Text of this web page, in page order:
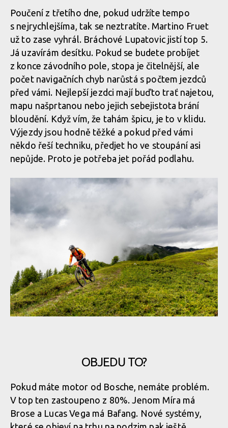
Report: ALLAROUND 2024 - třídenní etapák z Aosty do Aosty -
7600 metrů z kopce na 160 km
Report: ALLAROUND 2024 - třídenní etapák z Aosty do Aosty -
7600 metrů z kopce na 160 km
Poučení z třetího dne, pokud udržíte tempo
s nejrychlejšíma, tak se neztratíte. Martino Fruet
už to zase vyhrál. Bráchové Lupatovic jistí top 5.
Já uzavírám desítku. Pokud se budete probíjet
z konce závodního pole, stopa je čitelnější, ale
počet navigačních chyb narůstá s počtem jezdců
před vámi. Nejlepší jezdci mají buďto trať najetou,
mapu našprtanou nebo jejich sebejistota brání
bloudění. Když vím, že tahám špicu, je to v klidu.
Výjezdy jsou hodně těžké a pokud před vámi
někdo řeší techniku, předjet ho ve stoupání asi
nepůjde. Proto je potřeba jet pořád podlahu.
OBJEDU TO?
Pokud máte motor od Bosche, nemáte problém.
V top ten zastoupeno z 80%. Jenom Míra má
Brose a Lucas Vega má Bafang. Nové systémy,